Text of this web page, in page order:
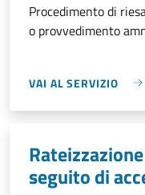
Procedimento di
o provvedimento
VAI AL SERVIZIO
seguito di